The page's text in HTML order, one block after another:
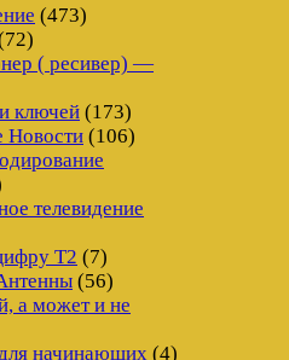
(473)
( ресивер) —
ключей (173)
Новости (106)
телевидение
Т2 (7)
(56)
а может и не
начинающих (4)